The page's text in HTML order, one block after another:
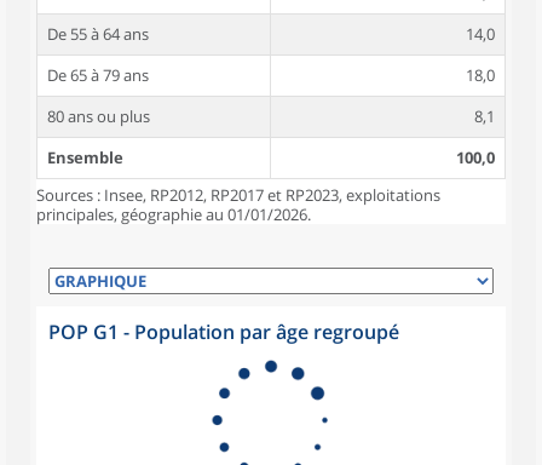
De 55 à 64 ans
14,0
De 65 à 79 ans
18,0
80 ans ou plus
8,1
Ensemble
100,0
Sources : Insee, RP2012, RP2017 et RP2023, exploitations
principales, géographie au 01/01/2026.
POP G1 - Population par âge regroupé